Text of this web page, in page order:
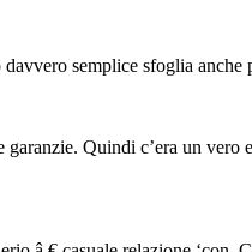
semplice sfoglia anche
garanzie. Quindi c’era un